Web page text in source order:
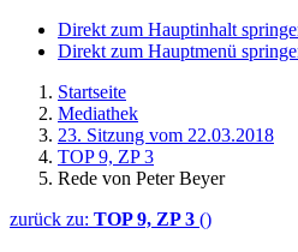
Direkt zum Hauptinhalt
Direkt zum Hauptmenü
Startseite
Mediathek
23. Sitzung vom 22.03.2018
TOP 9, ZP 3
Rede von Peter Beyer
zurück zu: TOP 9, ZP 3 ()